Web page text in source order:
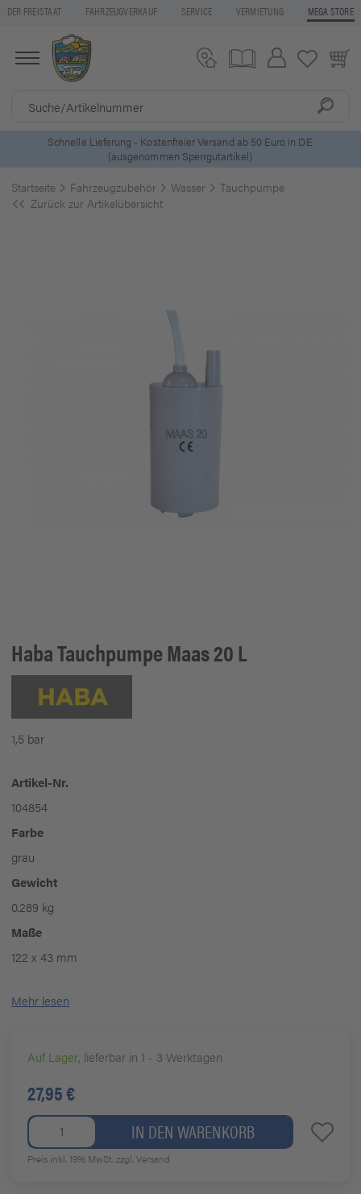
DER FREISTAAT FAHRZEUGVERKAUF SERVICE VERMIETUNG MEGA STORE
5 Euro Gutschein* beiNewsletter-Anmeldung
Startseite Fahrzeugzubehör Wasser
Tauchpumpe
Zurück zur Artikelübersicht
HabaTauchpumpe Maas 20 L
1,5 bar
Artikel-Nr.
104854
Farbe
grau
Gewicht
0.289 kg
Maße
122 x 43 mm
Mehr lesen
Auf Lager, lieferbar in 1 - 3 Werktagen
27,95 €
IN DEN WARENKORB
Preis inkl. 19% MwSt.zzgl. Versand